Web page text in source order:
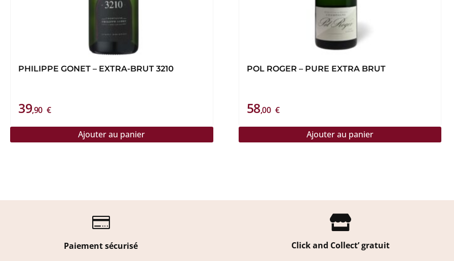
PHILIPPE GONET – EXTRA-BRUT 3210
39,90 €
Ajouter au panier
POL ROGER – PURE EXTRA BRUT
58,00 €
Ajouter au panier

Paiement sécurisé

Click and Collect’ gratuit